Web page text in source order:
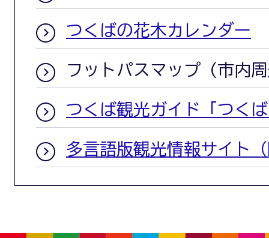
つくばの花木カレンダー
フットパスマップ (市内
つくば観光ガイド「つく
多言語版観光情報サイト（